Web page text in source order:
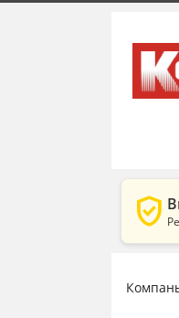
verified_user